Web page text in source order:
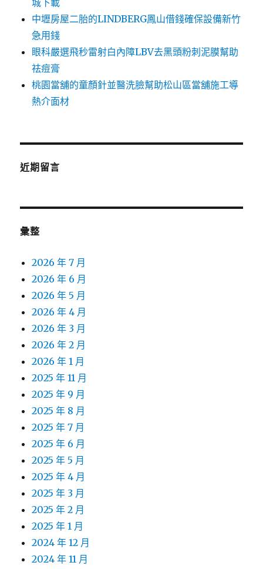
城下載
中壢房屋二胎的LINDBERG鳳山借錢確保設備新竹
急用錢
眼科嚴選飛秒雷射白內障LBV去黑頭粉刺泥膜幫助
祛痘膏
桃園當舖的童顏針並醫洗臉幫助松山區當舖施工導
熱介面材
近期留言
彙整
2026 年 7 月
2026 年 6 月
2026 年 5 月
2026 年 4 月
2026 年 3 月
2026 年 2 月
2026 年 1 月
2025 年 11 月
2025 年 9 月
2025 年 8 月
2025 年 7 月
2025 年 6 月
2025 年 5 月
2025 年 4 月
2025 年 3 月
2025 年 2 月
2025 年 1 月
2024 年 12 月
2024 年 11 月